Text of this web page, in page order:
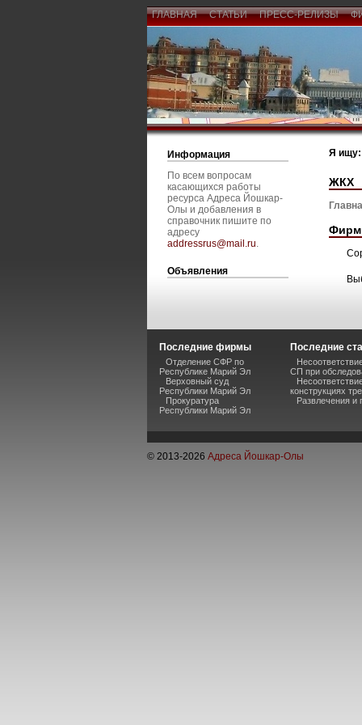
ГЛАВНАЯ СТАТЬИ ПРЕСС-РЕЛИЗЫ
Информация
По всем вопросам
касающихся работы
ресурса Адреса Йошкар-
Олы и добавления в
справочник пишите по
адресу
addressrus@mail.ru.
Объявления
Я ищу:
ЖКХ
Последние фирмы
Отделение СФР по
Республике Марий Эл
Верховный суд
Республики Марий Эл
Прокуратура
Республики Марий Эл
Последние
СП при
конструкциях
Развлечения и
© 2013-2026 Адреса Йошкар-Олы